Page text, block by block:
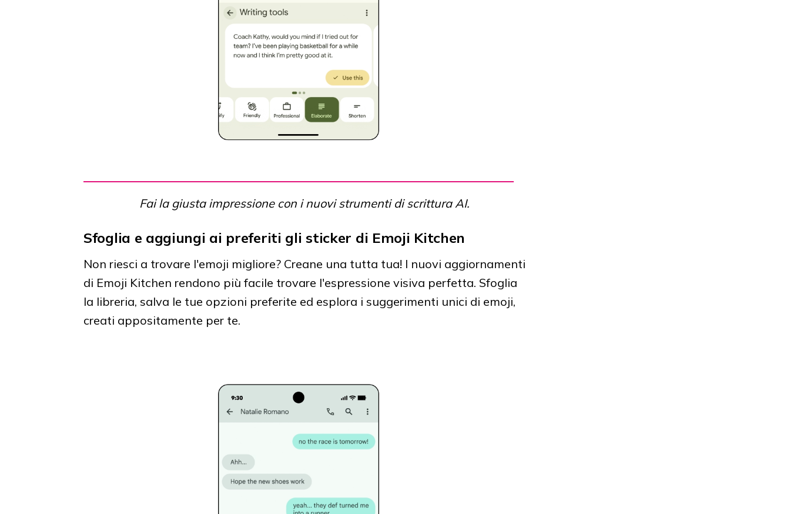
Fai la giusta impressione con i nuovi strumenti di scrittura AI.
Sfoglia e aggiungi ai preferiti gli sticker di Emoji Kitchen
Non riesci a trovare l'emoji migliore? Creane una tutta tua! I nuovi aggiornamenti
di Emoji Kitchen rendono più facile trovare l'espressione visiva perfetta. Sfoglia
la libreria, salva le tue opzioni preferite ed esplora i suggerimenti unici di emoji,
creati appositamente per te.